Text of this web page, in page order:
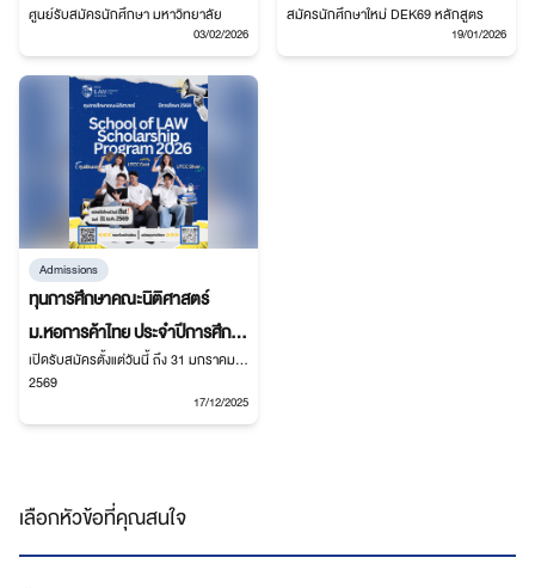
ศาสตรบัณฑิต มหาวิทยาลัย
หอการค้าไทย ภายใต้บันทึกข้อ
ตกลงความร่วมมือ (MOU) กับ
สำนักงานตำรวจแห่งชาติ (รุ่นที่ 7
พ.ศ. 2569)
ศูนย์รับสมัครนักศึกษา มหาวิทยาลัย
03/02/2026
สมัครนักศึกษาใหม่ DEK69 หลักสูตร
ปริญญาตรี พร้อมพัฒนาทักษะกฎหมาย
ทันสมัยรองรับตลาดงาน
19/01/2026
Admissions
ทุนการศึกษาคณะนิติศาสตร์
ม.หอการค้าไทย ประจำปีการศึกษา
2569 เปิดรับสมัครแล้ว
เปิดรับสมัครตั้งแต่วันนี้ ถึง 31 มกราคม
2569
17/12/2025
เลือกหัวข้อที่คุณสนใจ